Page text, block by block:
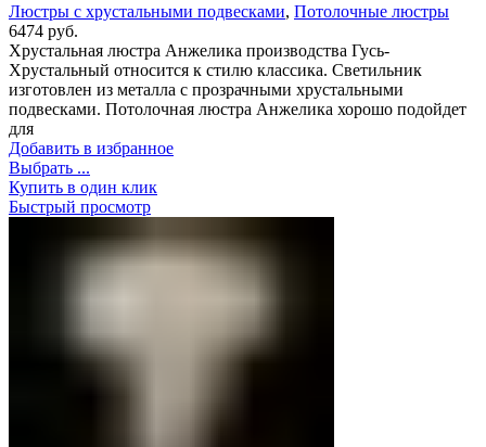
Люстры с хрустальными подвесками, Потолочные люстры
6474 руб.
Хрустальная люстра Анжелика производства Гусь-
Хрустальный относится к стилю классика. Светильник
изготовлен из металла с прозрачными хрустальными
подвесками. Потолочная люстра Анжелика хорошо подойдет
для
Добавить в избранное
Выбрать ...
Купить в один клик
Быстрый просмотр